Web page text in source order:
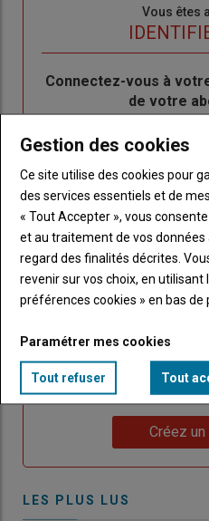
Vous êtes
Body
Connectez-vous à
de votre
Lien
"Créer
un
nouveau
compte"
Créer un
Lien
"Réinitialiser
votre
mot
de
passe"
Réinitialiser
Lien
"Je
me
connecte"
Je me
Sous-
Vous n'êtes
BodyChoisissez votre
compte pour
Créez
LES PLUS LUS
Gestion des cookies
Ce site utilise des cookies pour
des services essentiels et de
« Tout Accepter », vous
et au traitement de vos
regard des finalités décrites.
revenir sur vos choix, en utilisant
préférences cookies » en bas de
Paramétrer mes cookies
Tout refuser Tout